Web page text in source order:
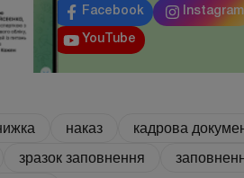
Facebook Instagram
YouTube
наказ кадрова
зразок заповнення